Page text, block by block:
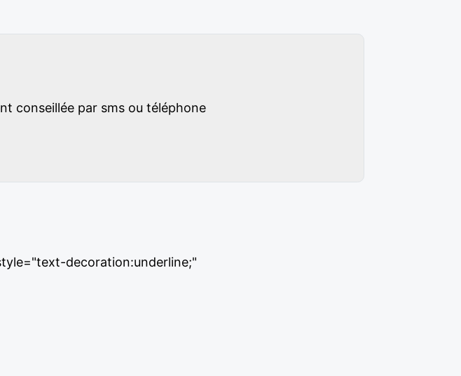
conseillée par sms ou téléphone
decoration:underline;"